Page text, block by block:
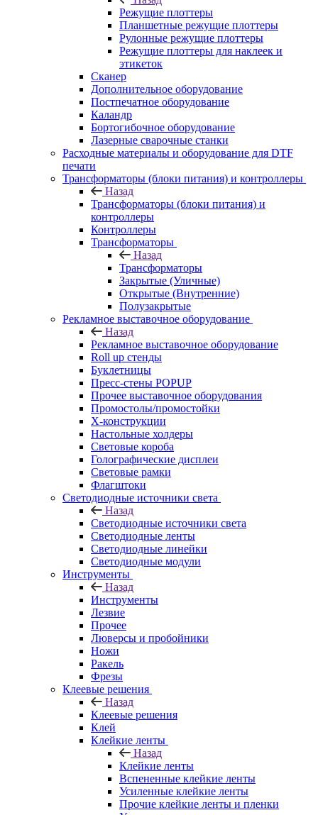
Режущие плоттеры
Планшетные режущие плоттеры
Рулонные режущие плоттеры
Режущие плоттеры для наклеек и
этикеток
Сканер
Дополнительное оборудование
Постпечатное оборудование
Каландр
Бортогибочное оборудование
Лазерные сварочные станки
Расходные материалы и оборудование для DTF
печати
Трансформаторы (блоки питания) и контроллеры
Назад
Трансформаторы (блоки питания) и
контроллеры
Контроллеры
Трансформаторы
Назад
Трансформаторы
Закрытые (Уличные)
Открытые (Внутренние)
Полузакрытые
Рекламное выставочное оборудование
Назад
Рекламное выставочное оборудование
Roll up стенды
Буклетницы
Пресс-стены POPUP
Прочее выставочное оборудования
Промостолы/промостойки
Х-конструкции
Настольные холдеры
Световые короба
Голографические дисплеи
Световые рамки
Флагштоки
Светодиодные источники света
Назад
Светодиодные источники света
Светодиодные ленты
Светодиодные линейки
Светодиодные модули
Инструменты
Назад
Инструменты
Лезвие
Прочее
Люверсы и пробойники
Ножи
Ракель
Фрезы
Клеевые решения
Назад
Клеевые решения
Клей
Клейкие ленты
Назад
Клейкие ленты
Вспененные клейкие ленты
Усиленные клейкие ленты
Прочие клейкие ленты и пленки